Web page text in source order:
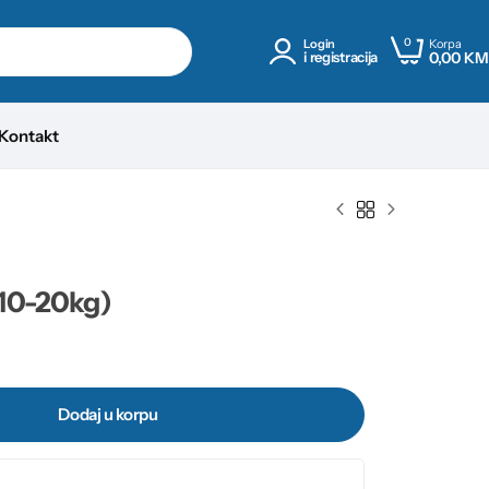
Login
i registracija
0 Korpa
0,00KM
Kontakt
20kg)
Dodaj u korpu